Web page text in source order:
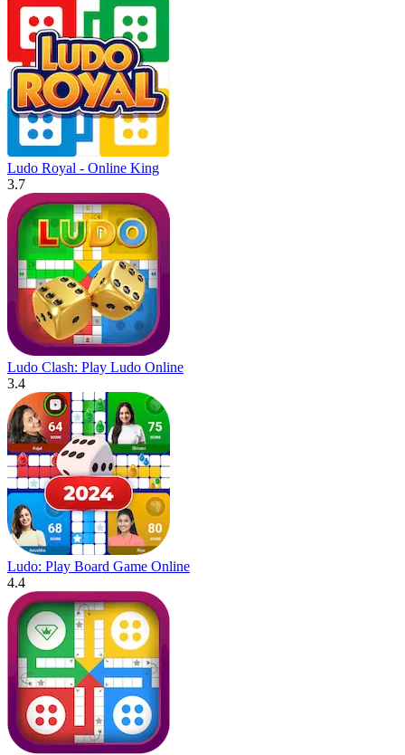
Ludo Royal - Online King
3.7
Ludo Clash: Play Ludo Online
3.4
Ludo: Play Board Game Online
4.4